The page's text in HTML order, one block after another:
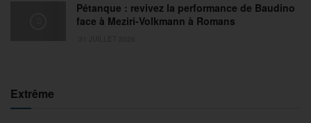
Pétanque : revivez la performance de Baudino
face à Meziri-Volkmann à Romans
Extrême